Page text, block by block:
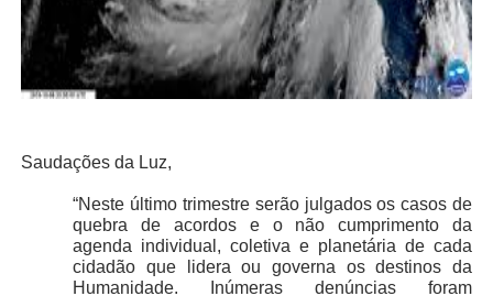
Saudações da Luz,
“Neste último trimestre serão julgados os casos de
quebra de acordos e o não cumprimento da
agenda individual, coletiva e planetária de cada
cidadão que lidera ou governa os destinos da
Humanidade. Inúmeras denúncias foram